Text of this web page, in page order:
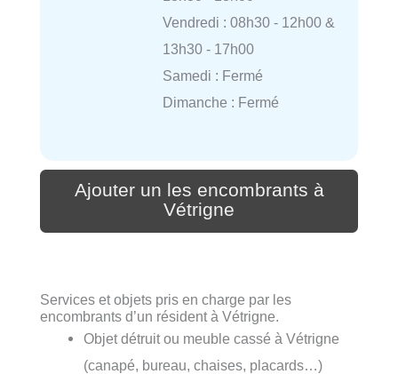
Vendredi : 08h30 - 12h00 &
13h30 - 17h00
Samedi : Fermé
Dimanche : Fermé
Ajouter un les encombrants à
Vétrigne
Services et objets pris en charge par les
encombrants d’un résident à Vétrigne.
Objet détruit ou meuble cassé à Vétrigne
(canapé, bureau, chaises, placards…)